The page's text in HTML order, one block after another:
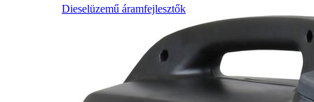
Dieselüzemű áramfejlesztők